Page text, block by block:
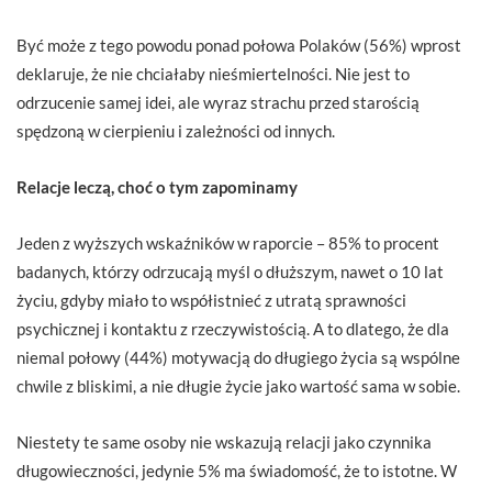
Być może z tego powodu ponad połowa Polaków (56%) wprost
deklaruje, że nie chciałaby nieśmiertelności. Nie jest to
odrzucenie samej idei, ale wyraz strachu przed starością
spędzoną w cierpieniu i zależności od innych.
Relacje leczą, choć o tym zapominamy
Jeden z wyższych wskaźników w raporcie – 85% to procent
badanych, którzy odrzucają myśl o dłuższym, nawet o 10 lat
życiu, gdyby miało to współistnieć z utratą sprawności
psychicznej i kontaktu z rzeczywistością. A to dlatego, że dla
niemal połowy (44%) motywacją do długiego życia są wspólne
chwile z bliskimi, a nie długie życie jako wartość sama w sobie.
Niestety te same osoby nie wskazują relacji jako czynnika
długowieczności, jedynie 5% ma świadomość, że to istotne. W